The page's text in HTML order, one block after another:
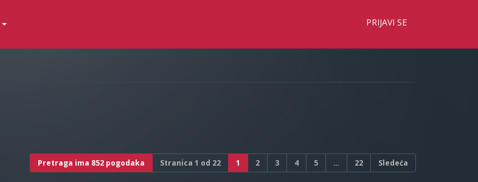
PRIJAVI SE
Pretraga ima 852 pogodaka Stranica 1 od 22 1 2 3 4 5 … 22 Sledeća